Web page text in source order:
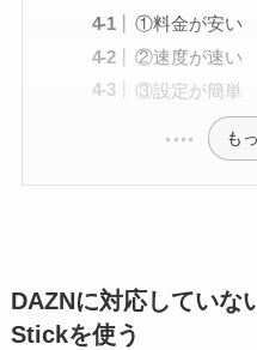
①料金が安い
②速度が速い
③設定が簡単
も
DAZNに対応していな
Stickを使う